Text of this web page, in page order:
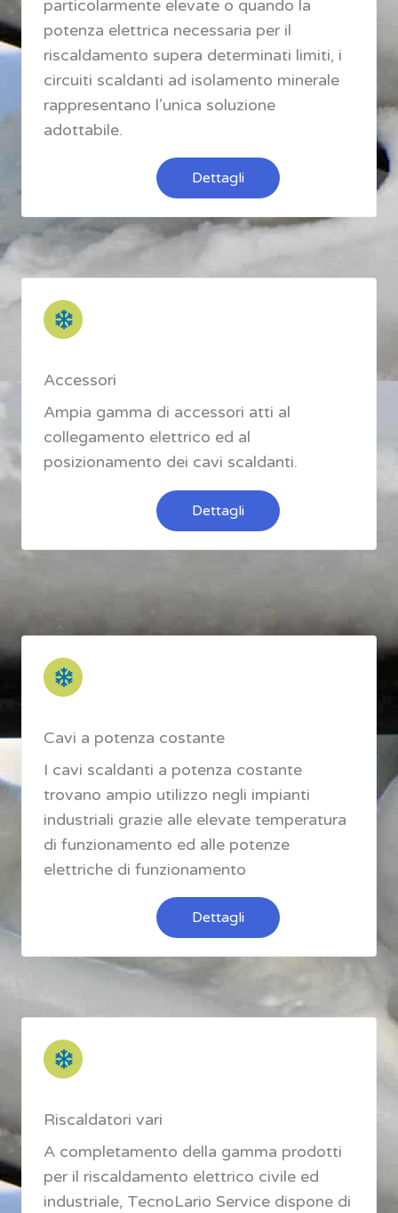
particolarmente elevate o quando la
potenza elettrica necessaria per il
riscaldamento supera determinati limiti, i
circuiti scaldanti ad isolamento minerale
rappresentano l’unica soluzione
adottabile.
Dettagli
Accessori
Ampia gamma di accessori atti al
collegamento elettrico ed al
posizionamento dei cavi scaldanti.
Dettagli
Cavi a potenza costante
I cavi scaldanti a potenza costante
trovano ampio utilizzo negli impianti
industriali grazie alle elevate temperatura
di funzionamento ed alle potenze
elettriche di funzionamento
Dettagli
Riscaldatori vari
A completamento della gamma prodotti
per il riscaldamento elettrico civile ed
industriale, TecnoLario Service dispone di